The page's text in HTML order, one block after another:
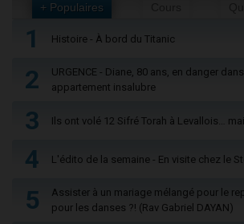
+ Populaires
1 Histoire - À bord du Titanic
2
URGENCE - Diane, 80 ans, en danger
appartement insalubre
3 Ils ont volé 12 Sifré Torah à Levallois…
4 L'édito de la semaine - En visite chez le
5
Assister à un mariage mélangé pour le
pour les danses ?! (Rav Gabriel DAYAN)